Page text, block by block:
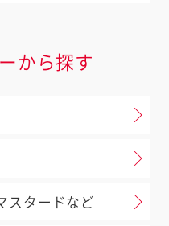
から探す
スタードなど